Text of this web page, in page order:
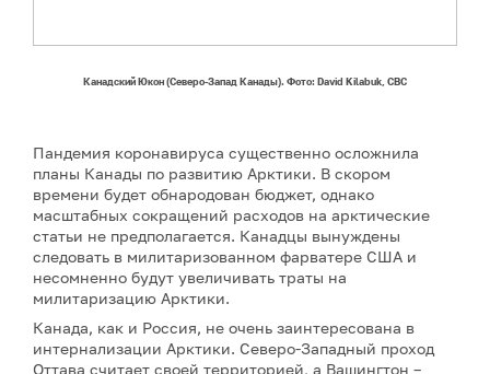
Канадский Юкон (Северо-Запад Канады). Фото: David Kilabuk, CBC
Пандемия коронавируса существенно осложнила
планы Канады по развитию Арктики. В скором
времени будет обнародован бюджет, однако
масштабных сокращений расходов на арктические
статьи не предполагается. Канадцы вынуждены
следовать в милитаризованном фарватере США и
несомненно будут увеличивать траты на
милитаризацию Арктики.
Канада, как и Россия, не очень заинтересована в
интернализации Арктики. Северо-Западный проход
Оттава считает своей территорией, а Вашингтон –